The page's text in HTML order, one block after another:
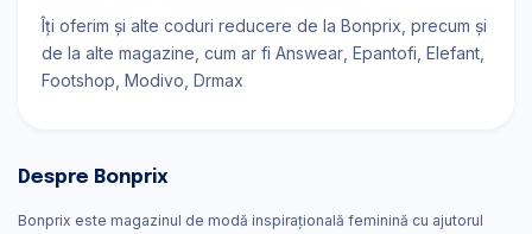
Îți oferim și alte coduri reducere de la Bonprix, precum și
de la alte magazine, cum ar fi Answear Epantofi Elefant
Footshop Modivo Drmax
Despre Bonprix
Bonprix este magazinul de modă inspiraţională feminină cu ajutorul